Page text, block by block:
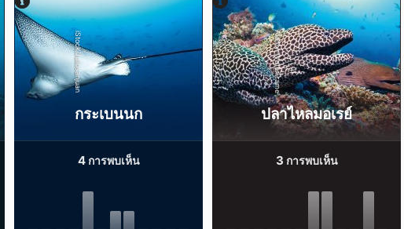
iStock/Juliosanjuan
กระเบนนก
4การพบเห็น
Alamy-WaterFrame
ปลาไหลมอเรย์
3 การพบเห็น